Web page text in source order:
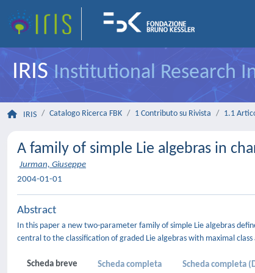
IRISInstitutional Research
IRIS Catalogo Ricerca FBK 1 Contributo su Rivista 1.1
A family of simple Lie algebras in
Jurman, Giuseppe
2004-01-01
Abstract
In this paper a new two-parameter family of simple Lie algebras
central to the classification of graded Lie algebras with maximal
Scheda breve Scheda completa Scheda completa